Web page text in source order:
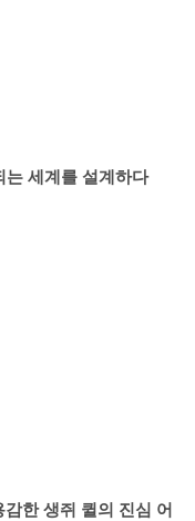
세계를 설계하다
한 생쥐 퀼의 진심 어